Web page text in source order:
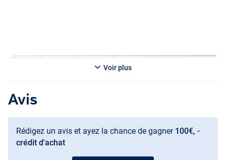
Canne à pêche à la carpe Shimano TX-2A 12ft (3.25lb)
- Courbe de test : 3.25lb
- Poids : 396g
Voir plus
Avis
Rédigez un avis et ayez la chance de gagner 100€, -
crédit d'achat